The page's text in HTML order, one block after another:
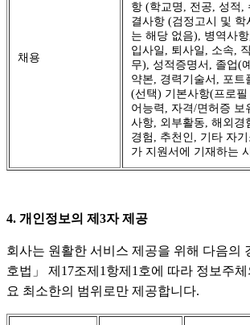
채용
항 (학교명, 전공, 성적,
결사항 (검정고시 및
는 해당 없음), 병역사
입사일, 퇴사일, 소속,
무), 성적증명서, 졸업(
약본, 경력기술서, 포트
(선택) 기본사항(프로
어능력, 자격/면허증 보
사항, 외부활동, 해외경
경험, 추천인, 기타 자
가 지원서에 기재하는
4. 개인정보의 제3자 제공
회사는 원활한 서비스 제공을 위해 다음의
호법」 제17조제1항제1호에 따라 정보주
요 최소한의 범위로만 제공합니다.